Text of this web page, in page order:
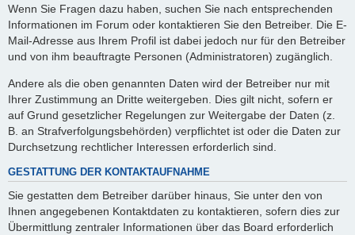
Wenn Sie Fragen dazu haben, suchen Sie nach entsprechenden
Informationen im Forum oder kontaktieren Sie den Betreiber. Die E-
Mail-Adresse aus Ihrem Profil ist dabei jedoch nur für den Betreiber
und von ihm beauftragte Personen (Administratoren) zugänglich.
Andere als die oben genannten Daten wird der Betreiber nur mit
Ihrer Zustimmung an Dritte weitergeben. Dies gilt nicht, sofern er
auf Grund gesetzlicher Regelungen zur Weitergabe der Daten (z.
B. an Strafverfolgungsbehörden) verpflichtet ist oder die Daten zur
Durchsetzung rechtlicher Interessen erforderlich sind.
GESTATTUNG DER KONTAKTAUFNAHME
Sie gestatten dem Betreiber darüber hinaus, Sie unter den von
Ihnen angegebenen Kontaktdaten zu kontaktieren, sofern dies zur
Übermittlung zentraler Informationen über das Board erforderlich